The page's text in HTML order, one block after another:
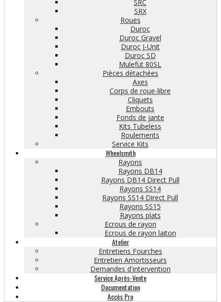
SRC
SRX
Roues
Duroc
Duroc Gravel
Duroc J-Unit
Duroc SD
Mulefüt 80SL
Pièces détachées
Axes
Corps de roue-libre
Cliquets
Embouts
Fonds de jante
Kits Tubeless
Roulements
Service Kits
Wheelsmith
Rayons
Rayons DB14
Rayons DB14 Direct Pull
Rayons SS14
Rayons SS14 Direct Pull
Rayons SS15
Rayons plats
Ecrous de rayon
Ecrous de rayon laiton
Atelier
Entretiens Fourches
Entretien Amortisseurs
Demandes d'intervention
Service Après-Vente
Documentation
Accès Pro